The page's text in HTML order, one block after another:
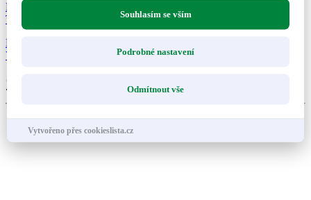
Pro štíhlejší postavu a pohodlné hubnutí, promyšlená kombinace
TOP produktů za...
Přidat do košíku
Všechny produkty
Zákazníci také nakoupili
Souhlasím se vším
Podrobné nastavení
Odmítnout vše
Vytvořeno přes cookieslista.cz